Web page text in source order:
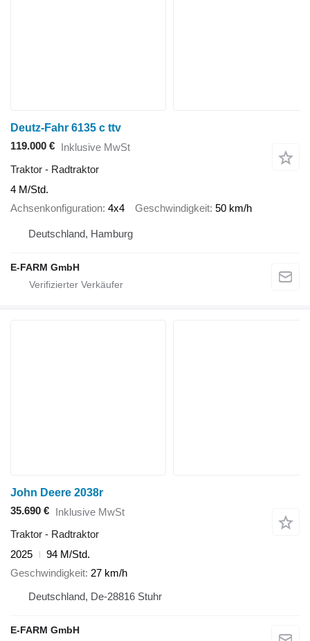
Deutz-Fahr 6135 c ttv
119.000 € Inklusive MwSt
Traktor - Radtraktor
4 M/Std.
Achsenkonfiguration 4x4 Geschwindigkeit 50 km/h
Deutschland, Hamburg
E-FARM GmbH
John Deere 2038r
35.690 € Inklusive MwSt
Traktor - Radtraktor
2025
94 M/Std.
Geschwindigkeit 27 km/h
Deutschland, De-28816 Stuhr
E-FARM GmbH